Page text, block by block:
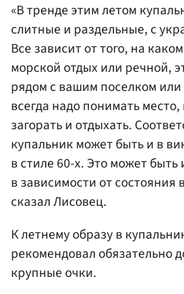
«В тренде этим летом
слитные и раздельные, с
Все зависит от того, на
морской отдых или речной,
рядом с вашим поселком или
всегда надо понимать место,
загорать и отдыхать.
купальник может быть и в
в стиле 60-х. Это может быть
в зависимости от
сказал Лисовец.
К летнему образу в
рекомендовал обязательно
крупные очки.